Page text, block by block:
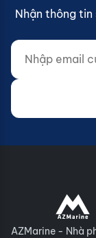
Nhận thông tin
Nhập email của
Website (do not
AZMarine - Nhà